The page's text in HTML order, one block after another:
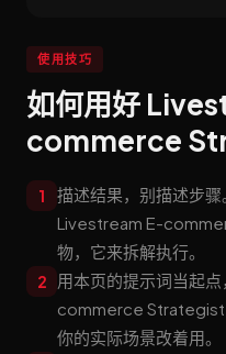
使用技巧
如何用好
commerce
1
描述结果，别描述步
Livestream E-
物，它来拆解执行。
2
用本页的提示词当起
commerce Strategist
你的实际场景改着用。